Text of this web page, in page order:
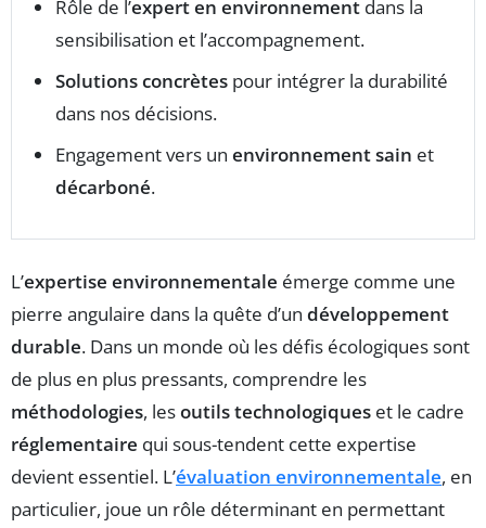
Rôle de l’expert en environnement dans la
sensibilisation et l’accompagnement.
Solutions concrètes pour intégrer la durabilité
dans nos décisions.
Engagement vers un environnement sain et
décarboné.
L’expertise environnementale émerge comme une
pierre angulaire dans la quête d’un développement
durable. Dans un monde où les défis écologiques sont
de plus en plus pressants, comprendre les
méthodologies, lesoutils technologiques et le cadre
réglementaire qui sous-tendent cette expertise
devient essentiel. L’évaluation environnementale, en
particulier, joue un rôle déterminant en permettant